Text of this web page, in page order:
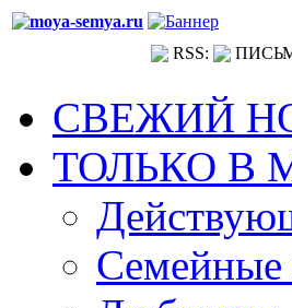
RSS:
СВЕЖИЙ
ТОЛЬКО В
Семейные